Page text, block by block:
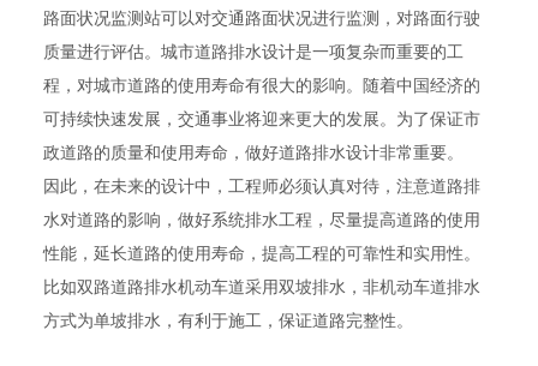
路面状况监测站可以对交通路面状况进行监测，对路面行驶
质量进行评估。城市道路排水设计是一项复杂而重要的工
程，对城市道路的使用寿命有很大的影响。随着中国经济的
可持续快速发展，交通事业将迎来更大的发展。为了保证市
政道路的质量和使用寿命，做好道路排水设计非常重要。
因此，在未来的设计中，工程师必须认真对待，注意道路排
水对道路的影响，做好系统排水工程，尽量提高道路的使用
性能，延长道路的使用寿命，提高工程的可靠性和实用性。
比如双路道路排水机动车道采用双坡排水，非机动车道排水
方式为单坡排水，有利于施工，保证道路完整性。